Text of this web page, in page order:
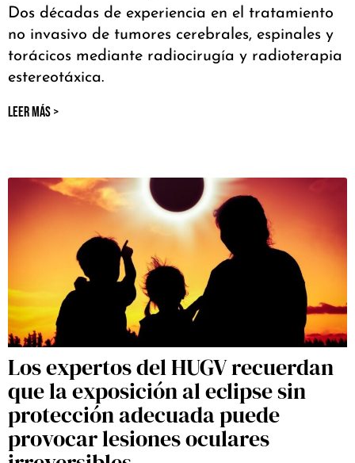
Dos décadas de experiencia en el tratamiento
no invasivo de tumores cerebrales, espinales y
torácicos mediante radiocirugía y radioterapia
estereotáxica.
LEER MÁS >
Los expertos del HUGV recuerdan
que la exposición al eclipse sin
protección adecuada puede
provocar lesiones oculares